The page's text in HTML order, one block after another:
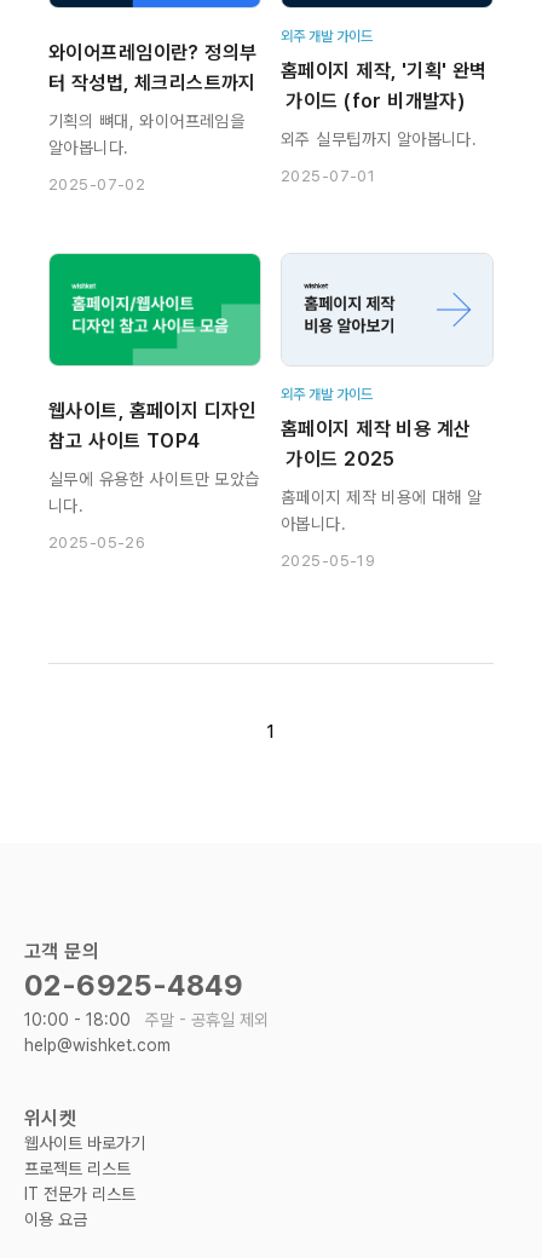
와이어프레임이란? 정의부
터 작성법, 체크리스트까지
기획의 뼈대, 와이어프레임을
알아봅니다.
2025-07-02
외주 개발 가이드
홈페이지 제작, '기획' 완벽
가이드 (for 비개발자)
외주 실무팁까지 알아봅니다.
2025-07-01
웹사이트, 홈페이지 디자인
참고 사이트 TOP4
실무에 유용한 사이트만 모았습
니다.
2025-05-26
외주 개발 가이드
홈페이지 제작 비용 계산
가이드 2025
홈페이지 제작 비용에 대해 알
아봅니다.
2025-05-19
1
고객 문의
02-6925-4849
10:00 - 18:00 주말 - 공휴일 제외
help@wishket.com
위시켓
웹사이트 바로가기
프로젝트 리스트
IT 전문가 리스트
이용 요금